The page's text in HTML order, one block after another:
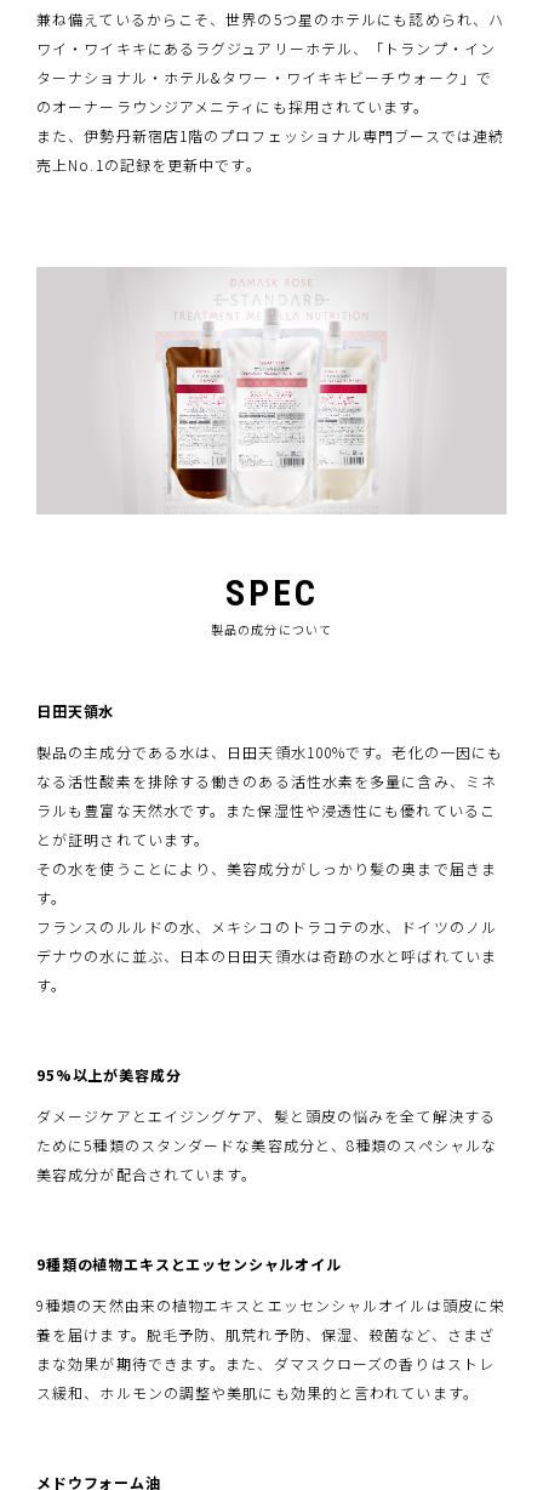
兼ね備えているからこそ、世界の5つ星のホテルにも認められ、ハ
ワイ・ワイキキにあるラグジュアリーホテル、「トランプ・イン
ターナショナル・ホテル&タワー・ワイキキビーチウォーク」で
のオーナーラウンジアメニティにも採用されています。
また、伊勢丹新宿店1階のプロフェッショナル専門ブースでは連続
売上No.1の記録を更新中です。
SPEC
製品の成分について
日田天領水
製品の主成分である水は、日田天領水100%です。老化の一因にも
なる活性酸素を排除する働きのある活性水素を多量に含み、ミネ
ラルも豊富な天然水です。また保湿性や浸透性にも優れているこ
とが証明されています。
その水を使うことにより、美容成分がしっかり髪の奥まで届きま
す。
フランスのルルドの水、メキシコのトラコテの水、ドイツのノル
デナウの水に並ぶ、日本の日田天領水は奇跡の水と呼ばれていま
す。
95%以上が美容成分
ダメージケアとエイジングケア、髪と頭皮の悩みを全て解決する
ために5種類のスタンダードな美容成分と、8種類のスペシャルな
美容成分が配合されています。
9種類の植物エキスとエッセンシャルオイル
9種類の天然由来の植物エキスとエッセンシャルオイルは頭皮に栄
養を届けます。脱毛予防、肌荒れ予防、保湿、殺菌など、さまざ
まな効果が期待できます。また、ダマスクローズの香りはストレ
ス緩和、ホルモンの調整や美肌にも効果的と言われています。
メドウフォーム油